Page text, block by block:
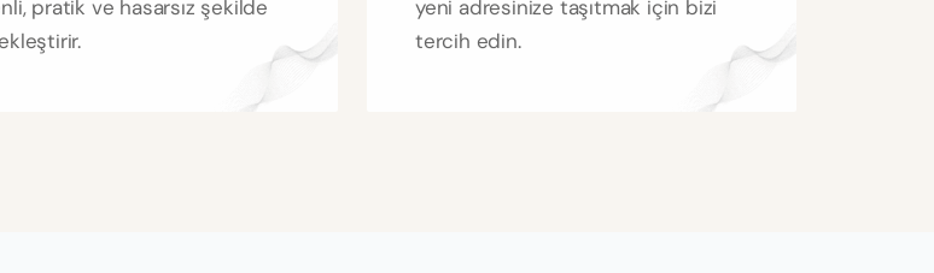
pratik ve hasarsız şekilde
yeni adresinize taşıtmak için bizi
tercih edin.